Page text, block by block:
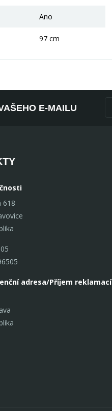
Ano
97 cm
E-MAILU
618
adresa/Příjem reklamací